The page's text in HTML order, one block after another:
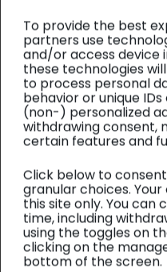
To provide the best
partners use
and/or access device
these technologies
to process personal
behavior or unique
(non-) personalized
withdrawing consent,
certain features and
Click below to
granular choices.
this site only. You can
time, including
using the toggles on
clicking on the
bottom of the screen.